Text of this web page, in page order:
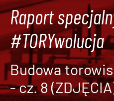
Raport
#TORYwolucja
Budowa
- cz. 8